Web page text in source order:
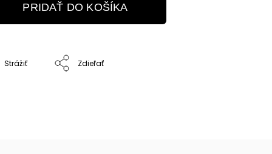
PRIDAŤ DO KOŠÍKA
Strážiť Zdieľať